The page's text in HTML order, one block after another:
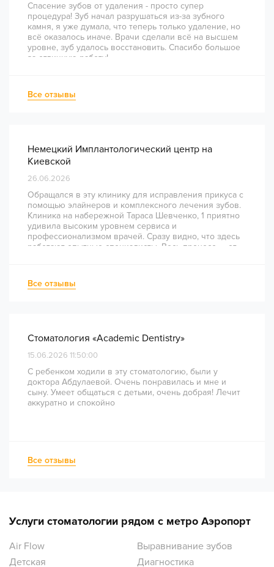
Спасение зубов от удаления - просто супер
процедура! Зуб начал разрушаться из-за зубного
камня, я уже думала, что теперь только удаление, но
всё оказалось иначе. Врачи сделали всё на высшем
уровне, зуб удалось восстановить. Спасибо большое
за отличную работу!
Все отзывы
Немецкий Имплантологический центр на
Киевской
26.06.2026
Обращался в эту клинику для исправления прикуса с
помощью элайнеров и комплексного лечения зубов.
Клиника на набережной Тараса Шевченко, 1 приятно
удивила высоким уровнем сервиса и
профессионализмом врачей. Сразу видно, что здесь
работают опытные специалисты. Весь процесс — от
непростое перелечивание каналов прошло
комфортно и безболезненно. Рекомендую всем, кто
Все отзывы
Стоматология «Academic Dentistry»
15.06.2026 11:50:00
С ребенком ходили в эту стоматологию, были у
доктора Абдулаевой. Очень понравилась и мне и
сыну. Умеет общаться с детьми, очень добрая! Лечит
аккуратно и спокойно
Все отзывы
Услуги стоматологии рядом с метро Аэропорт
Air Flow
Выравнивание зубов
Детская
Диагностика